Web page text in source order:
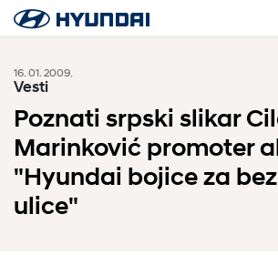
16. 01. 2009.
Vesti
Poznati srpski slikar
Marinković promoter
"Hyundai bojice za
ulice"